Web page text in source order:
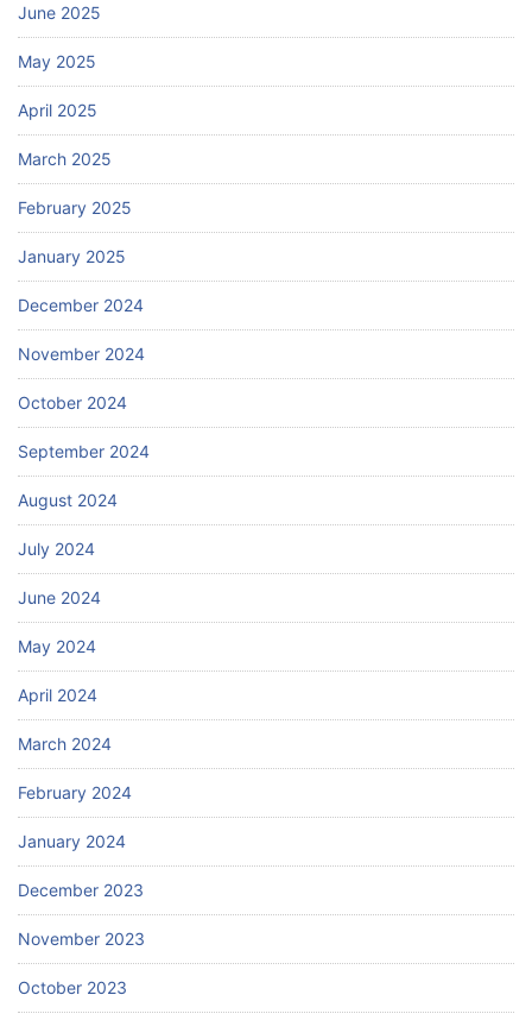
June 2025
May 2025
April 2025
March 2025
February 2025
January 2025
December 2024
November 2024
October 2024
September 2024
August 2024
July 2024
June 2024
May 2024
April 2024
March 2024
February 2024
January 2024
December 2023
November 2023
October 2023